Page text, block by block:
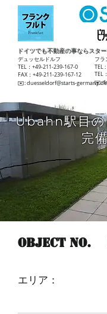
ドイツでも不動産の事ならスタ
フラ
TEL :
TEL
​✉️:
​デュッセルドルフ
TEL：+49-211-239-167-0
FAX：+49-211-239-167-12
​✉️:duesseldorf@starts-germany.de
Ubahn駅目
完
Object No.
​エリア：